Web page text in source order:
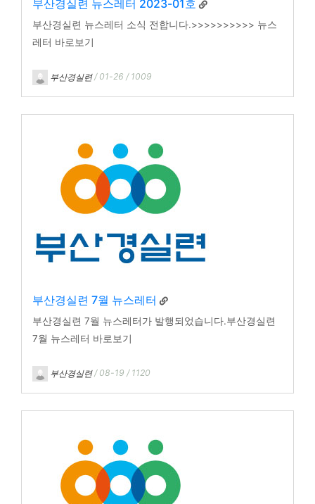
부산경실련 뉴스레터 2023-01호
부산경실련 뉴스레터 소식 전합니다.>>>>>>>>>> 뉴스
레터 바로보기
부산경실련/ 01-26 / 1009
부산경실련 7월 뉴스레터
부산경실련 7월 뉴스레터가 발행되었습니다.부산경실련
7월 뉴스레터 바로보기
부산경실련/ 08-19 / 1120